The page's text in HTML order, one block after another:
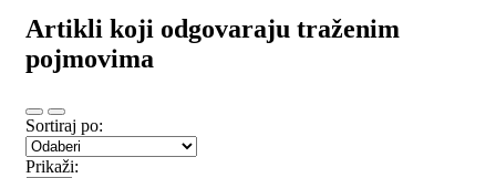
Artikli koji odgovaraju traženim
pojmovima
Sortiraj po:
Prikaži: